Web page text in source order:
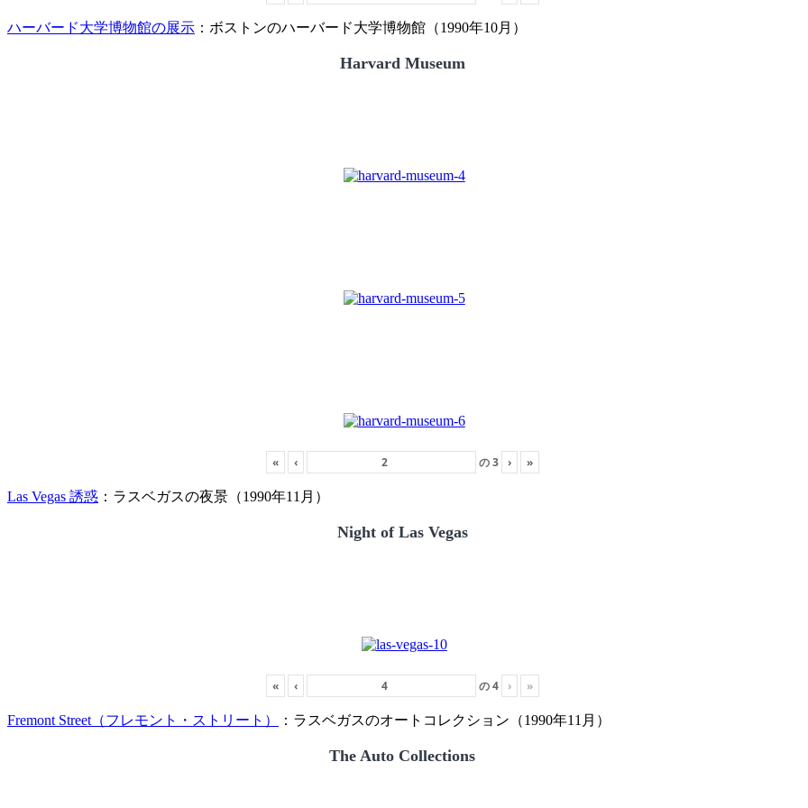
ハーバード大学博物館の展示 ：ボストンのハーバード大学博物館（1990年10月）
Harvard Museum
« ‹ の3 › »
Las Vegas 誘惑 ：ラスベガスの夜景（1990年11月）
Night of Las Vegas
« ‹ の4 › »
Fremont Street（フレモント・ストリート） ：ラスベガスのオートコレクション（1990年11月）
The Auto Collections